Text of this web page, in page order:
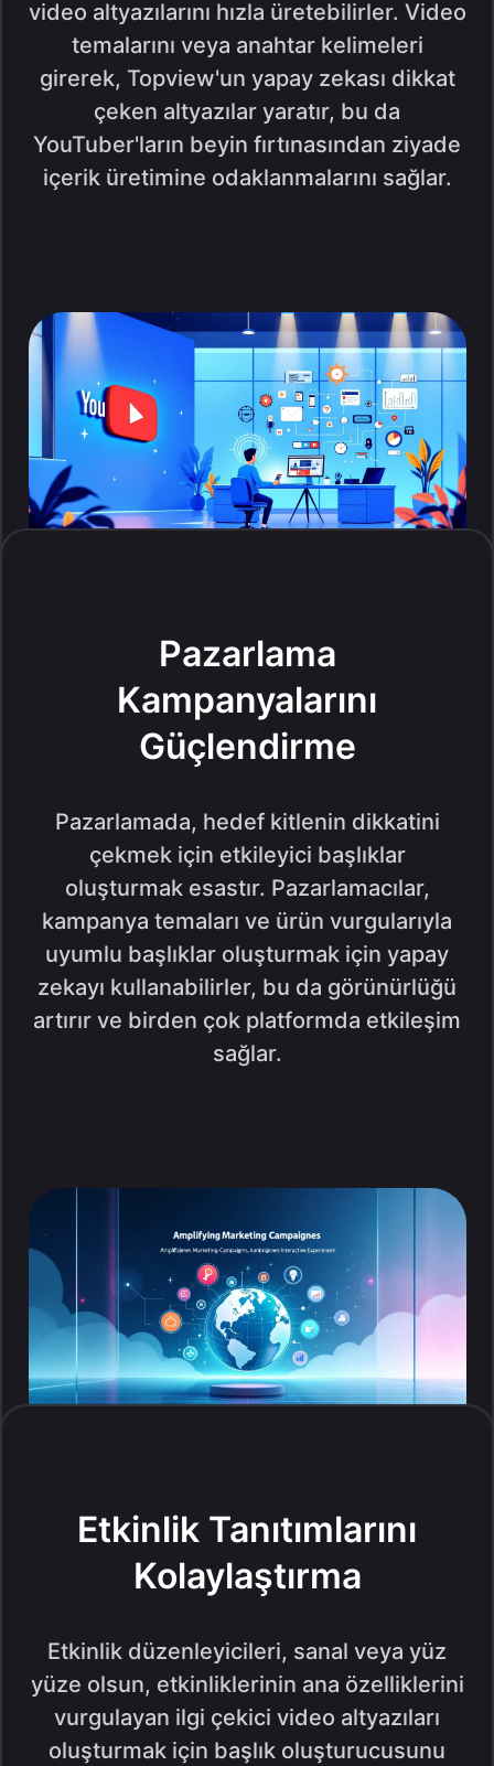
video altyazılarını hızla üretebilirler. Video
temalarını veya anahtar kelimeleri
girerek, Topview'un yapay zekası dikkat
çeken altyazılar yaratır, bu da
YouTuber'ların beyin fırtınasından ziyade
içerik üretimine odaklanmalarını sağlar.
Pazarlama
Kampanyalarını
Güçlendirme
Pazarlamada, hedef kitlenin dikkatini
çekmek için etkileyici başlıklar
oluşturmak esastır. Pazarlamacılar,
kampanya temaları ve ürün vurgularıyla
uyumlu başlıklar oluşturmak için yapay
zekayı kullanabilirler, bu da görünürlüğü
artırır ve birden çok platformda etkileşim
sağlar.
Etkinlik Tanıtımlarını
Kolaylaştırma
Etkinlik düzenleyicileri, sanal veya yüz
yüze olsun, etkinliklerinin ana özelliklerini
vurgulayan ilgi çekici video altyazıları
oluşturmak için başlık oluşturucusunu